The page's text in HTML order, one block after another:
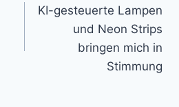
KI-gesteuerte Lampen
und Neon Strips
bringen mich in
Stimmung